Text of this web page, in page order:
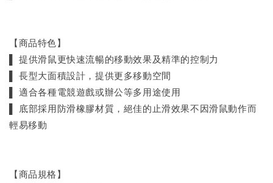
【商品特色】
▌ 提供滑鼠更快速流暢的移動效果及精準的控制力
▌ 長型大面積設計，提供更多移動空間
▌ 適合各種電競遊戲或辦公等多用途使用
▌ 底部採用防滑橡膠材質，絕佳的止滑效果不因滑鼠動作而
輕易移動
【商品規格】